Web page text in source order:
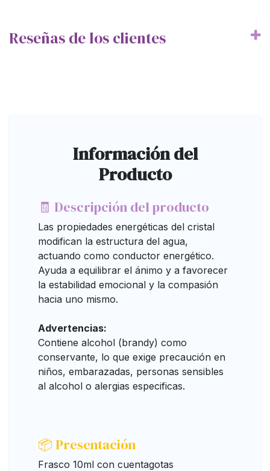
Reseñas de los clientes
Información del
Producto
🧾 Descripción del producto
Las propiedades energéticas del cristal
modifican la estructura del agua,
actuando como conductor energético.
Ayuda a equilibrar el ánimo y a favorecer
la estabilidad emocional y la compasión
hacia uno mismo.
Advertencias:
Contiene alcohol (brandy) como
conservante, lo que exige precaución en
niños, embarazadas, personas sensibles
al alcohol o alergias especificas.
📦 Presentación
Frasco 10ml con cuentagotas